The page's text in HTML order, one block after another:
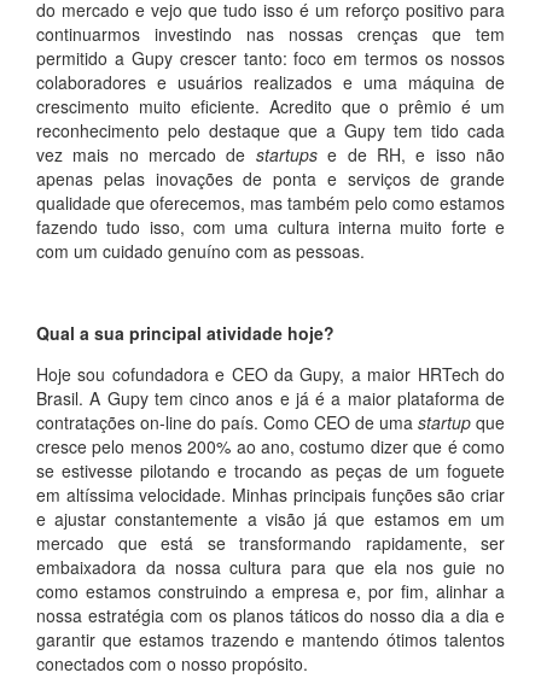
do mercado e vejo que tudo isso é um reforço positivo para
continuarmos investindo nas nossas crenças que tem
permitido a Gupy crescer tanto: foco em termos os nossos
colaboradores e usuários realizados e uma máquina de
crescimento muito eficiente. Acredito que o prêmio é um
reconhecimento pelo destaque que a Gupy tem tido cada
vez mais no mercado de startupse de RH, e isso não
apenas pelas inovações de ponta e serviços de grande
qualidade que oferecemos, mas também pelo como estamos
fazendo tudo isso, com uma cultura interna muito forte e
com um cuidado genuíno com as pessoas.
Qual a sua principal atividade hoje?
Hoje sou cofundadora e CEO da Gupy, a maior HRTech do
Brasil. A Gupy tem cinco anos e já é a maior plataforma de
contratações on-line do país. Como CEO de uma startup que
cresce pelo menos 200% ao ano, costumo dizer que é como
se estivesse pilotando e trocando as peças de um foguete
em altíssima velocidade. Minhas principais funções são criar
e ajustar constantemente a visão já que estamos em um
mercado que está se transformando rapidamente, ser
embaixadora da nossa cultura para que ela nos guie no
como estamos construindo a empresa e, por fim, alinhar a
nossa estratégia com os planos táticos do nosso dia a dia e
garantir que estamos trazendo e mantendo ótimos talentos
conectados com o nosso propósito.